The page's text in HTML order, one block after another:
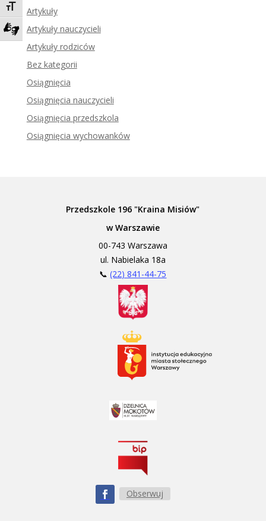
Toggle Font size
Zadzwoń do tłumacza języka migowego
Artykuły
Artykuły nauczycieli
Artykuły rodziców
Bez kategorii
Osiągnięcia
Osiągnięcia nauczycieli
Osiągnięcia przedszkola
Osiągnięcia wychowanków
Przedszkole 196 "Kraina Misiów"
w Warszawie
00-743 Warszawa
ul. Nabielaka 18a
📞(22) 841-44-75
Obserwuj